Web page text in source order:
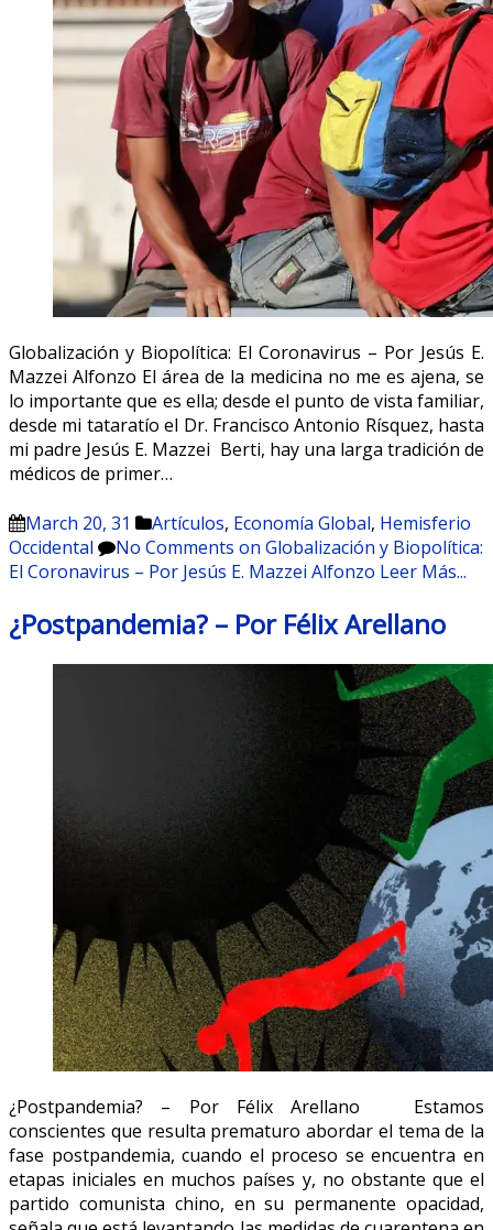
Globalización y Biopolítica: El Coronavirus – Por Jesús E.
Mazzei Alfonzo El área de la medicina no me es ajena, se
lo importante que es ella; desde el punto de vista familiar,
desde mi tataratío el Dr. Francisco Antonio Rísquez, hasta
mi padre Jesús E. Mazzei Berti, hay una larga tradición de
médicos de primer…
March 20, 31 Artículos, Economía Global, Hemisferio
Occidental
No Comments on Globalización y Biopolítica:
El Coronavirus – Por Jesús E. Mazzei Alfonzo Leer Más...
¿Postpandemia? – Por Félix Arellano
¿Postpandemia? – Por Félix Arellano Estamos
conscientes que resulta prematuro abordar el tema de la
fase postpandemia, cuando el proceso se encuentra en
etapas iniciales en muchos países y, no obstante que el
partido comunista chino, en su permanente opacidad,